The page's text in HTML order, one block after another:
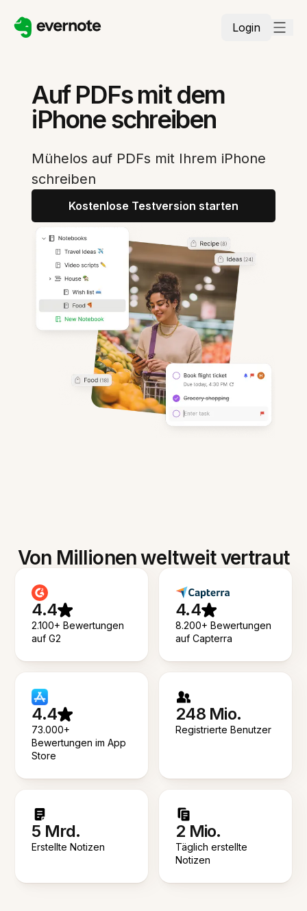
Login
Auf PDFs mit dem
iPhone schreiben
Mühelos auf PDFs mit Ihrem iPhone
schreiben
Kostenlose Testversion starten
Von Millionen weltweit vertraut
4.4
2.100+ Bewertungen
auf G2
4.4
8.200+ Bewertungen
auf Capterra
4.4
73.000+
Bewertungen im App
Store
248 Mio.
Registrierte Benutzer
5 Mrd.
Erstellte Notizen
2 Mio.
Täglich erstellte
Notizen